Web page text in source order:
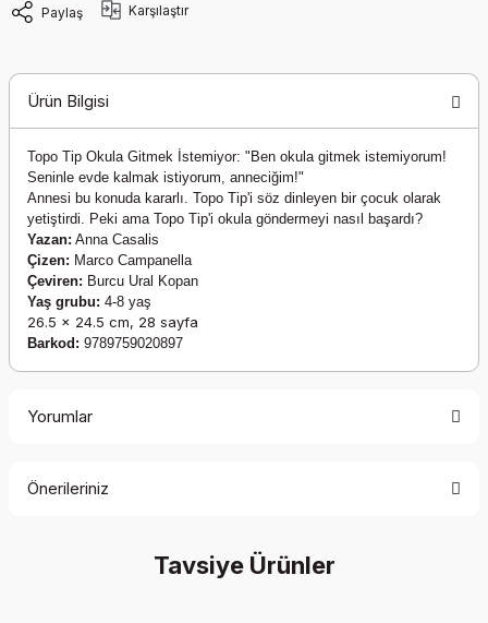
Paylaş Karşılaştır
Ürün Bilgisi
Topo Tip Okula Gitmek İstemiyor: "Ben okula gitmek istemiyorum!
Seninle evde kalmak istiyorum, anneciğim!"
Annesi bu konuda kararlı. Topo Tip'i söz dinleyen bir çocuk olarak
yetiştirdi. Peki ama Topo Tip'i okula göndermeyi nasıl başardı?
Yazan: Anna Casalis
Çizen: Marco Campanella
Çeviren: Burcu Ural Kopan
Yaş grubu: 4-8 yaş
26.5 x 24.5 cm, 28 sayfa
Barkod: 9789759020897
Yorumlar
Yorum Yaz
Önerileriniz
konularda yetersiz gördüğünüz noktaları öneri formunu
Tavsiye Ürünler